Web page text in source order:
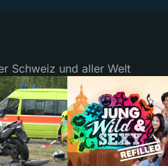
Schweiz und aller Welt